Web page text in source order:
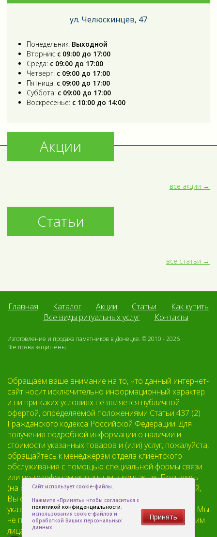
ул. Челюскинцев, 47
Понедельник: Выходной
Вторник: с 09:00 до 17:00
Среда: с 09:00 до 17:00
Четверг: с 09:00 до 17:00
Пятница: с 09:00 до 17:00
Суббота: с 09:00 до 17:00
Воскресенье: с 10:00 до 14:00
Акции
все акции
Статьи
все статьи
Главная Каталог Акции Статьи
Как купить
Все виды ритуальных услуг
Контакты
Изготовление и продажа памятников в Донецке. © 2010 - 2026
Все права защищены
Обращаем ваше внимание на то, что данный интернет-
сайт носит исключительно информационный характер
и ни при каких условиях не является публичной
офертой, определяемой положениями Статьи 437 (2)
Гражданского кодекса Российской Федерации. Для
получения подробной информации о наличии и
стоимости указанных товаров и (или) услуг, пожалуйста,
обращайтесь к менеджерам отдела клиентского
обслуживания с помощью специальной формы связи
или по телефонам указанным в контактах. Пользуясь
(на сайте) формой обратной связи или регистрацией,
Вы соглашаетесь с тем что мы будем хранить
указанную Вами, Вашу персональную информацию. Мы
не предоставляем Вашу личную информацию третьим
лицам, кроме случаев предусмотренных
Сайт использует cookie-файлы.
Нажмите «Принять» чтобы согласиться с
политикой конфиденциальности,
использования cookie-файлов и
обработкой Ваших персональных
данных.
Принять